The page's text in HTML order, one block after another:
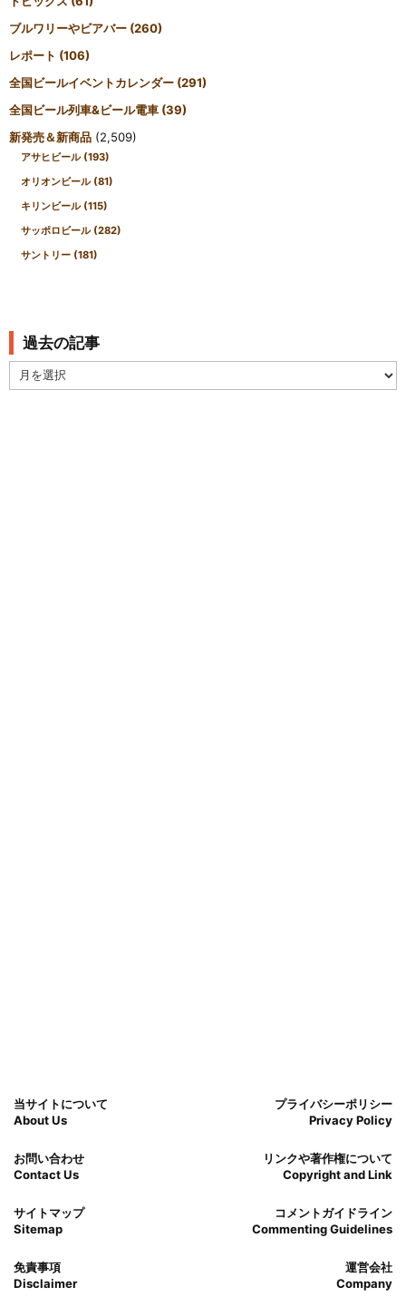
ブルワリーやビアバー (260)
レポート (106)
全国ビールイベントカレンダー (291)
全国ビール列車&ビール電車 (39)
新発売＆新商品 (2,509)
アサヒビール (193)
オリオンビール (81)
キリンビール (115)
サッポロビール (282)
サントリー (181)
過去の記事
去
当サイトについて
About Us
プライバシーポリシー
Privacy Policy
お問い合わせ
Contact Us
リンクや著作権について
Copyright and Link
サイトマップ
Sitemap
コメントガイドライン
Commenting Guidelines
免責事項
Disclaimer
運営会社
Company